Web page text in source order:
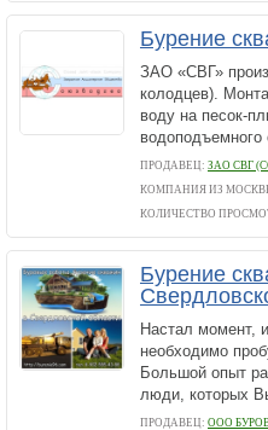
Бурение
ЗАО «СВГ»
колодцев).
воду на песок-
водоподъемного
ПРОДАВЕЦ: ЗАО СВГ
КОМПАНИЯ ИЗ
КОЛИЧЕСТВО
Бурение
Настал момент,
необходимо
Большой опыт
люди, которых
ПРОДАВЕЦ: ООО